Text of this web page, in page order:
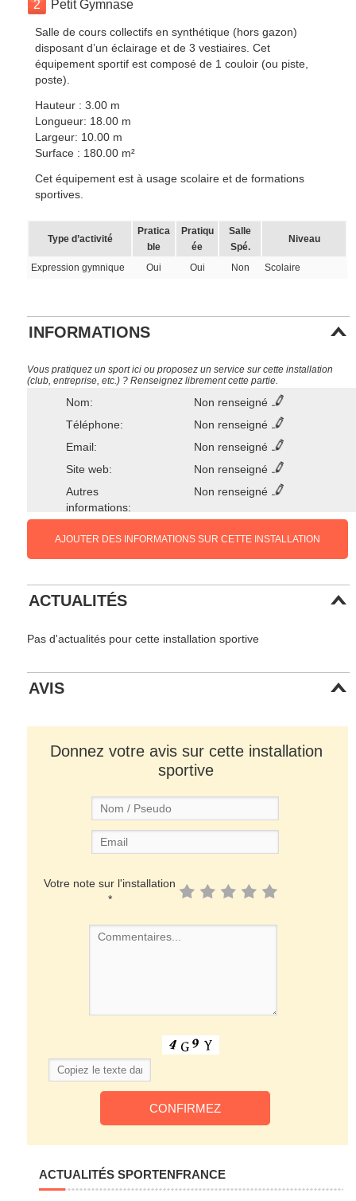
2 Petit Gymnase
Salle de cours collectifs en synthétique (hors gazon)
disposant d’un éclairage et de 3 vestiaires. Cet
équipement sportif est composé de 1 couloir (ou piste,
poste).
Hauteur : 3.00 m
Longueur: 18.00 m
Largeur: 10.00 m
Surface : 180.00 m²
Cet équipement est à usage scolaire et de formations
sportives.
Type d’activité
Pratica
ble
Pratiqu
ée
Salle
Spé.
Niveau
Expression gymnique Oui Oui Non Scolaire
INFORMATIONS
Vous pratiquez un sport ici ou proposez un service sur cette installation
(club, entreprise, etc.) ? Renseignez librement cette partie.
Nom:
Non renseigné
Téléphone:
Non renseigné
Email:
Non renseigné
Site web:
Non renseigné
Autres
informations:
Non renseigné
AJOUTER DES INFORMATIONS SUR CETTE INSTALLATION
ACTUALITÉS
Pas d'actualités pour cette installation sportive
AVIS
Donnez votre avis sur cette installation
sportive
Votre note sur l'installation
*
ACTUALITÉS SPORTENFRANCE